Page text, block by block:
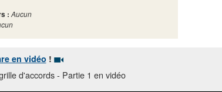
: Aucun
en vidéo!
d'accords - Partie 1 en vidéo